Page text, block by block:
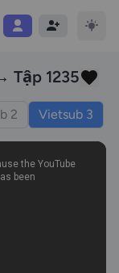
Tập 1235
2 Vietsub 3